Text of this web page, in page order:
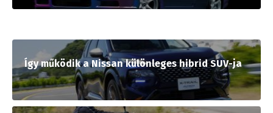
Így működik a Nissan különleges hibrid SUV-ja